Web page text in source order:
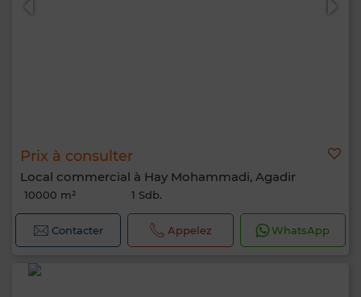
Prix à consulter
Local commercial à Hay Mohammadi, Agadir
10000 m² 1 Sdb.
Contacter Appelez WhatsApp